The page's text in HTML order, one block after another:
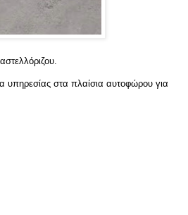
υπηρεσίας στα πλαίσια αυτοφώρου για